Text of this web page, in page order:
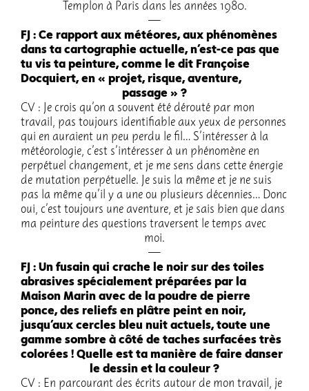
Templon à Paris dans les années 1980.
FJ : Ce rapport aux météores, aux phéno­mènes
dans ta carto­gra­phie actuelle, n’est-ce pas que
tu vis ta pein­ture, comme le dit Françoise
Docquiert, en « projet, risque, aven­ture,
passage » ?
CV : Je crois qu’on a souvent été dérouté par mon
travail, pas toujours iden­ti­fiable aux yeux de personnes
qui en auraient un peu perdu le fil… S’in­té­res­ser à la
météo­ro­lo­gie, c’est s’in­té­res­ser à un phéno­mène en
perpé­tuel chan­ge­ment, et je me sens dans cette éner­gie
de muta­tion perpé­tuelle. Je suis la même et je ne suis
pas la même qu’il y a une ou plusieurs décen­nies… Donc
oui, c’est toujours une aven­ture, et je sais bien que dans
ma pein­ture des ques­tions traversent le temps avec
moi.
FJ : Un fusain qui crache le noir sur des toiles
abra­sives spécia­le­ment prépa­rées par la
Maison Marin avec de la poudre de pierre
ponce, des reliefs en plâtre peint en noir,
jusqu’aux cercles bleu nuit actuels, toute une
gamme sombre à côté de taches surfa­cées très
colo­rées ! Quelle est ta manière de faire danser
le dessin et la couleur ?
CV : En parcou­rant des écrits autour de mon travail, je